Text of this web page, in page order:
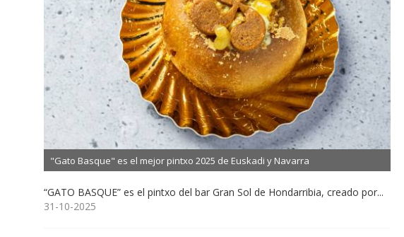
"Gato Basque" es el mejor pintxo 2025 de Euskadi y Navarra
“GATO BASQUE” es el pintxo del bar Gran Sol de Hondarribia, creado por...
31-10-2025